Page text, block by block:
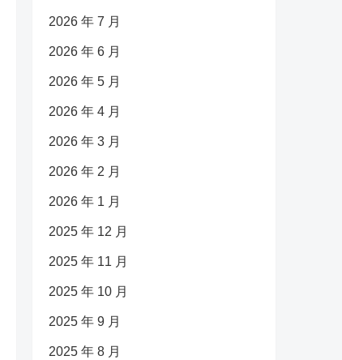
2026 年 7 月
2026 年 6 月
2026 年 5 月
2026 年 4 月
2026 年 3 月
2026 年 2 月
2026 年 1 月
2025 年 12 月
2025 年 11 月
2025 年 10 月
2025 年 9 月
2025 年 8 月